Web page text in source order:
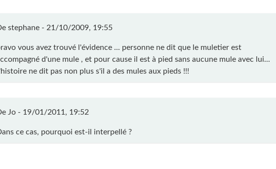
stephane - 21/10/2009, 19:55
vous avez trouvé l'évidence ... personne ne dit que le muletier est
d'une mule , et pour cause il est à pied sans aucune mule avec lui...
ne dit pas non plus s'il a des mules aux pieds !!!
Jo - 19/01/2011, 19:52
ce cas, pourquoi est-il interpellé ?